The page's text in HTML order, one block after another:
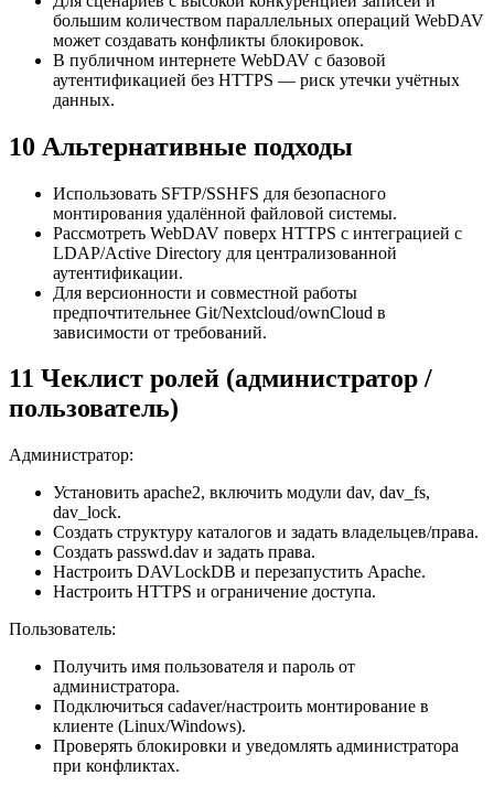
большим количеством параллельных операций WebDAV
может создавать конфликты блокировок.
В публичном интернете WebDAV с базовой
аутентификацией без HTTPS — риск утечки учётных
данных.
10 Альтернативные подходы
Использовать SFTP/SSHFS для безопасного
монтирования удалённой файловой системы.
Рассмотреть WebDAV поверх HTTPS с интеграцией с
LDAP/Active Directory для централизованной
аутентификации.
Для версионности и совместной работы
предпочтительнее Git/Nextcloud/ownCloud в
зависимости от требований.
11 Чеклист ролей (администратор /
пользователь)
Администратор:
Установить apache2, включить модули dav, dav_fs,
dav_lock.
Создать структуру каталогов и задать владельцев/права.
Создать passwd.dav и задать права.
Настроить DAVLockDB и перезапустить Apache.
Настроить HTTPS и ограничение доступа.
Пользователь:
Получить имя пользователя и пароль от
администратора.
Подключиться cadaver/настроить монтирование в
клиенте (Linux/Windows).
Проверять блокировки и уведомлять администратора
при конфликтах.